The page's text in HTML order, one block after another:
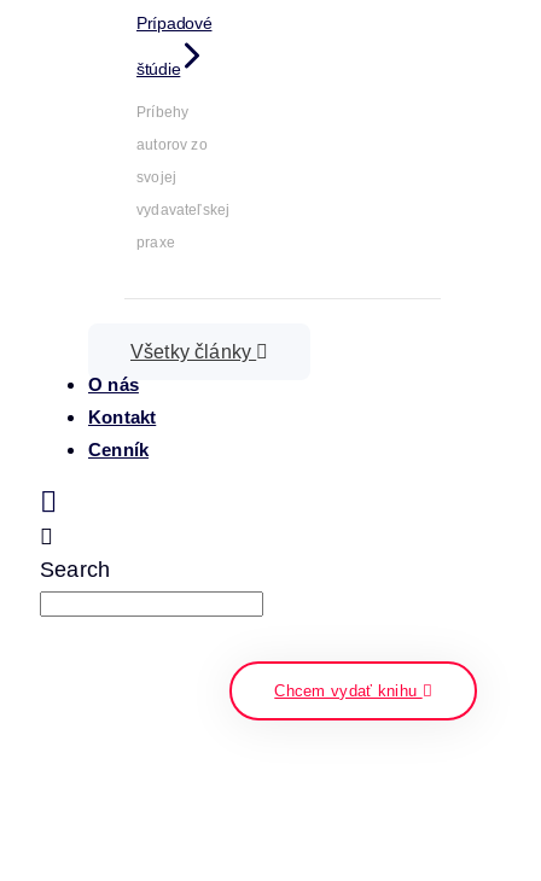
Prípadové
štúdie
Príbehy
autorov zo
svojej
vydavateľskej
praxe
Všetky články
O nás
Kontakt
Cenník
Search
Chcem vydať knihu